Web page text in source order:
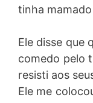
tinha
Ele disse que
comedo pelo
resisti aos
Ele me